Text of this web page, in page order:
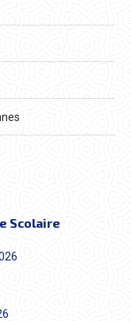
Scolaire